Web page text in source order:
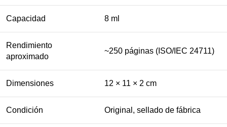
Capacidad 8 ml
Rendimiento
aproximado
~250 páginas (ISO/IEC 24711)
Dimensiones 12 × 11 × 2 cm
Condición Original, sellado de fábrica